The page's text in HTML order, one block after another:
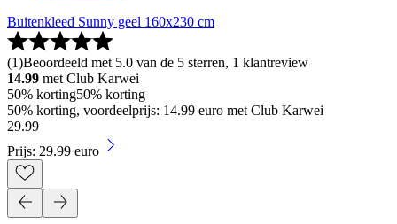
Buitenkleed Sunny geel 160x230 cm
(1)Beoordeeld met 5.0 van de 5 sterren, 1 klantreview
14.99 met Club Karwei
50% korting50% korting
50% korting, voordeelprijs: 14.99 euro met Club Karwei
29.99
Prijs: 29.99 euro